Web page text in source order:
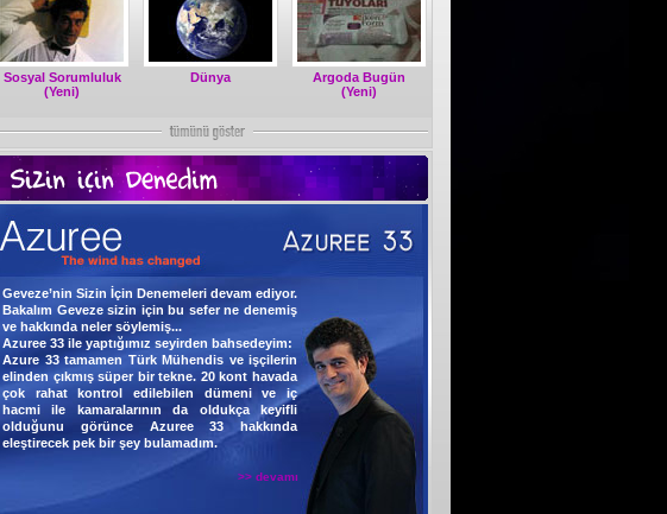
Sosyal Sorumluluk
(Yeni)
Dünya
Argoda Bugün
(Yeni)
Geveze’nin Sizin İçin Denemeleri devam ediyor.
Bakalım Geveze sizin için bu sefer ne denemiş
ve hakkında neler söylemiş...
Azuree 33 ile yaptığımız seyirden bahsedeyim:
Azure 33 tamamen Türk Mühendis ve işçilerin
elinden çıkmış süper bir tekne. 20 kont havada
çok rahat kontrol edilebilen dümeni ve iç
hacmi ile kamaralarının da oldukça keyifli
olduğunu görünce Azuree 33 hakkında
eleştirecek pek bir şey bulamadım.
>> devamı